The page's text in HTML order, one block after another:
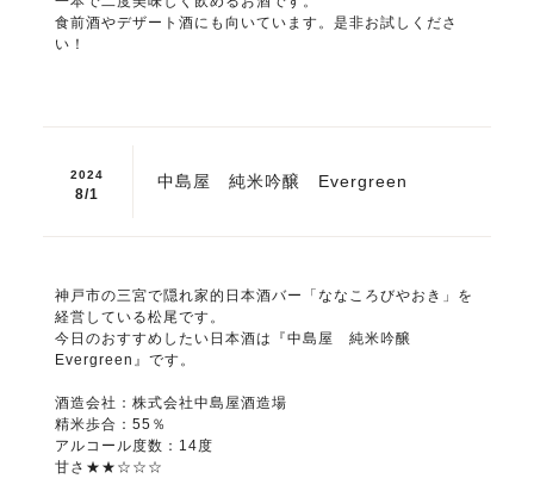
食前酒やデザート酒にも向いています。是非お試しくださ
い！
2024
8/1
中島屋 純米吟醸 Evergreen
神戸市の三宮で隠れ家的日本酒バー「ななころびやおき」を
経営している松尾です。
今日のおすすめしたい日本酒は『中島屋 純米吟醸
Evergreen』です。
酒造会社：株式会社中島屋酒造場
精米歩合：55％
アルコール度数：14度
甘さ★★☆☆☆